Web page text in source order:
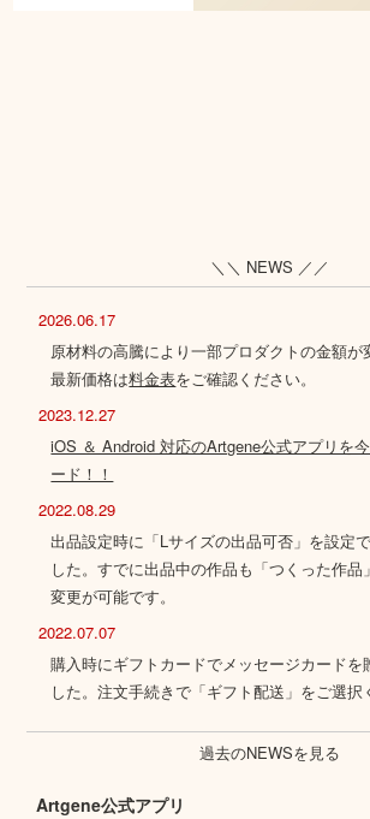
＼＼ NEWS ／／
2026.06.17
原材料の高騰により一部プロダクトの金額が
最新価格は料金表をご確認ください。
2023.12.27
iOS ＆ Android 対応のArtgene公式アプリを
ード！！
2022.08.29
出品設定時に「Lサイズの出品可否」を設定
した。すでに出品中の作品も「つくった作品
変更が可能です。
2022.07.07
購入時にギフトカードでメッセージカードを
した。注文手続きで「ギフト配送」をご選択
過去のNEWSを見る
Artgene公式アプリ